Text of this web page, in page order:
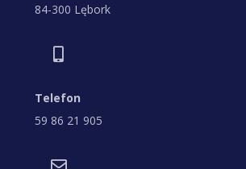
84-300 Lębork
Telefon
59 86 21 905